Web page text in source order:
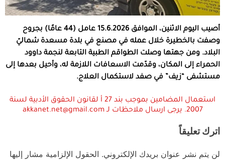
أصيب اليوم الاثنين، الموافق 15.6.2026 عامل (44 عامًا) بجروح
وصفت بالخطيرة خلال عمله في مصنع في بلدة مسعدة شماليّ
البلاد. ومن جهتها وصلت الطواقم الطبية التابعة لنجمة داوود
الحمراء إلى المكان، وقدّمت الاسعافات اللازمة له، وأحيل بعدها إلى
مستشفى “زيف” في صفد لاستكمال العلاج.
استعمال المضامين بموجب بند 27 أ لقانون الحقوق الأدبية لسنة
2007. يرجى ارسال ملاحظات لـ akkanet.net@gmail.com
اترك تعليقاً
لن يتم نشر عنوان بريدك الإلكتروني. الحقول الإلزامية مشار إليها